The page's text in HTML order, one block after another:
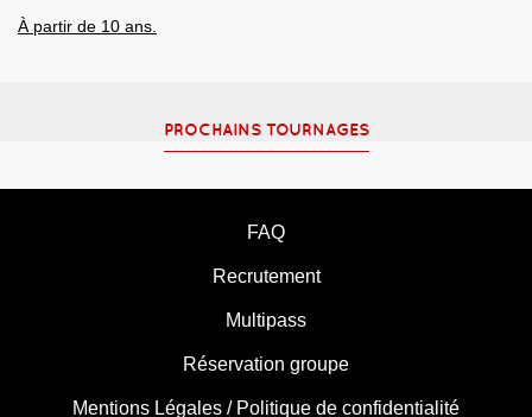
À partir de 10 ans.
PROCHAINS TOURNAGES
FAQ
Recrutement
Multipass
Réservation groupe
Mentions Légales / Politique de confidentialité